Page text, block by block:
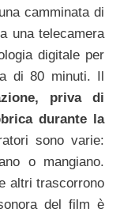
camminata di
una telecamera
digitale per
di 80 minuti. Il
priva di
durante la
sono varie:
o mangiano.
altri trascorrono
del film è